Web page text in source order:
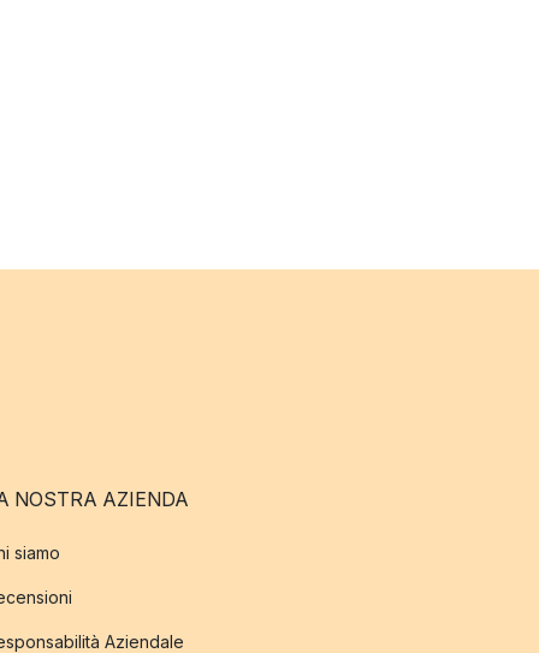
NOSTRA AZIENDA
siamo
Aziendale